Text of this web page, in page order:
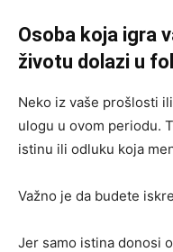
Osoba koja igra
životu dolazi u
Neko iz vaše prošlosti
ulogu u ovom periodu.
istinu ili odluku koja
Važno je da budete
Jer samo istina donosi